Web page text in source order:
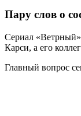
Пару слов о
Сериал
Карси, а его
Главный вопрос